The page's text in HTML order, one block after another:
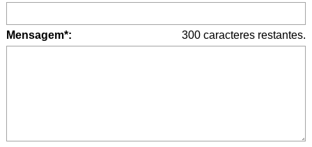
Mensagem*: 300 caracteres restantes.